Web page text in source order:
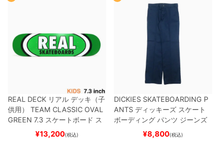
REAL DECK リアル デッキ（子
供用）
TEAM CLASSIC OVAL
GREEN 7.3 スケートボード ス
¥13,200(税込)
DICKIES SKATEBOARDING P
ANTS ディッキーズ スケート
ボーディング パンツ ジーンズ
SLIM FIT 30 LENGTH
スケートボード スケボ
¥8,800(税込)